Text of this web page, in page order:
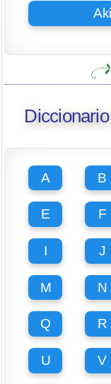
A B
E F
I J
M N
Q R
U V